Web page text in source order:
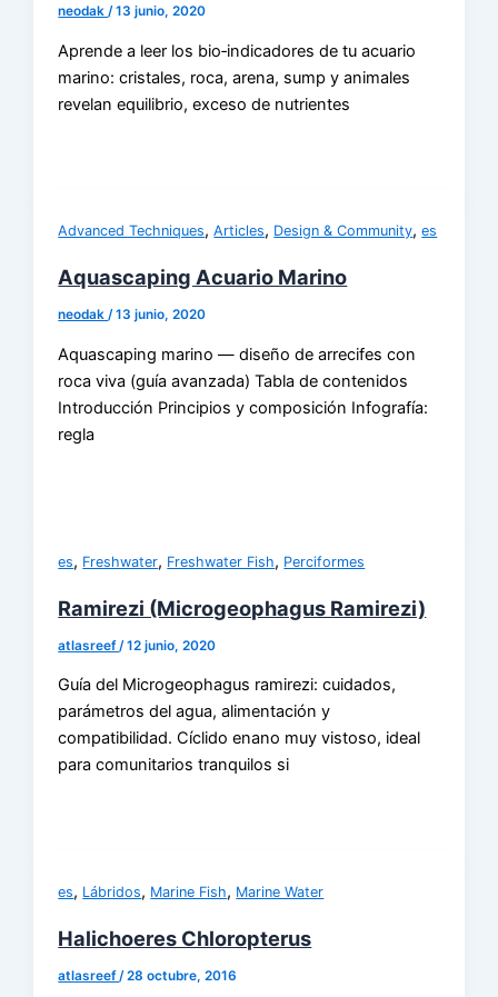
neodak/13 junio, 2020
Aprende a leer los bio‑indicadores de tu acuario
marino: cristales, roca, arena, sump y animales
revelan equilibrio, exceso de nutrientes
Advanced Techniques,Articles, Design & Community,es
Aquascaping Acuario Marino
neodak/13 junio, 2020
Aquascaping marino — diseño de arrecifes con
roca viva (guía avanzada) Tabla de contenidos
Introducción Principios y composición Infografía:
regla
es, Freshwater, Freshwater Fish, Perciformes
Ramirezi (Microgeophagus Ramirezi)
atlasreef /12 junio, 2020
Guía del Microgeophagus ramirezi: cuidados,
parámetros del agua, alimentación y
compatibilidad. Cíclido enano muy vistoso, ideal
para comunitarios tranquilos si
es, Lábridos, Marine Fish, Marine Water
Halichoeres Chloropterus
atlasreef/28 octubre, 2016